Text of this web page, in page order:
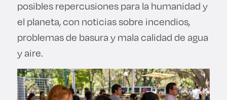
posibles repercusiones para la humanidad y
el planeta, con noticias sobre incendios,
problemas de basura y mala calidad de agua
y aire.